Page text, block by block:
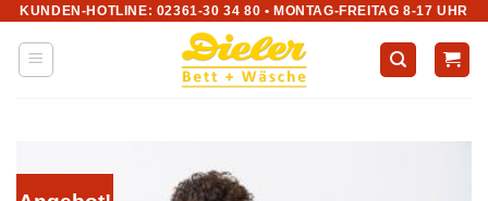
Zum
Inhalt
springen
KUNDEN-HOTLINE: 02361-30 34 80 • MONTAG-FREITAG 8-17 UHR